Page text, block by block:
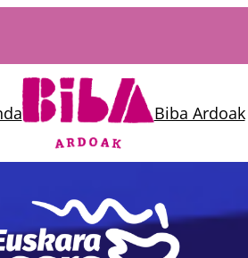
Biba Ardoak